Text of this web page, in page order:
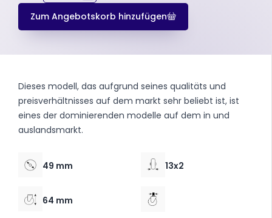
Zum Angebotskorb hinzufügen
Dieses modell, das aufgrund seines qualitäts und
preisverhältnisses auf dem markt sehr beliebt ist, ist
eines der dominierenden modelle auf dem in und
auslandsmarkt.
49 mm 13x2
64 mm